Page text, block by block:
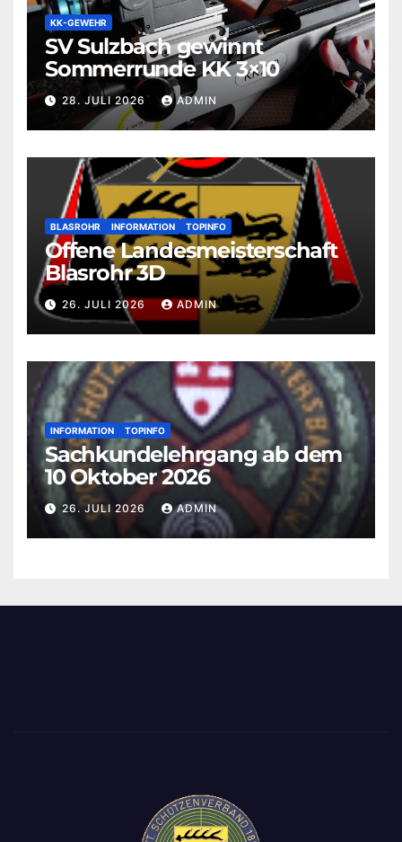
KK-GEWEHR
SV Sulzbach gewinnt
Sommerrunde KK 3×10
28. JULI 2026 ADMIN
BLASROHR INFORMATION TOPINFO
Offene Landesmeisterschaft
Blasrohr 3D
26. JULI 2026 ADMIN
INFORMATION TOPINFO
Sachkundelehrgang ab dem
10 Oktober 2026
26. JULI 2026 ADMIN